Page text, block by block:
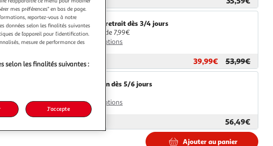
Livr. ou retrait dès 3/4 jours
A partir de 7,99€
Plus d'options
Vendu par Paris Prix 39,99€ 53,99€
Livraison dès 5/6 jours
Plus d'options
56,49€
Ajouter au panier
mes préférences" en bas de page.
reportez-vous à notre
données selon les finalités suivantes
de l’appareil pour l’identification.
mesure de performance des
selon les finalités suivantes :
J'accepte